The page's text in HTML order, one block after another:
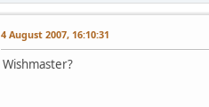
4 August 2007, 16:10:31
Wishmaster?